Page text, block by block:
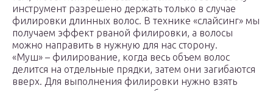
инструмент разрешено держать только в случае
филировки длинных волос. В технике «слайсинг» мы
получаем эффект рваной филировки, а волосы
можно направить в нужную для нас сторону.
«Муш» – филирование, когда весь объем волос
делится на отдельные прядки, затем они загибаются
вверх. Для выполнения филировки нужно взять